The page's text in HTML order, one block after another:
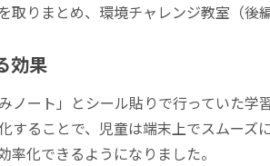
取りまとめ、環境チャレンジ教室（後
効果
ノート」とシール貼りで行っていた
することで、児童は端末上でスムー
率化できるようになりました。